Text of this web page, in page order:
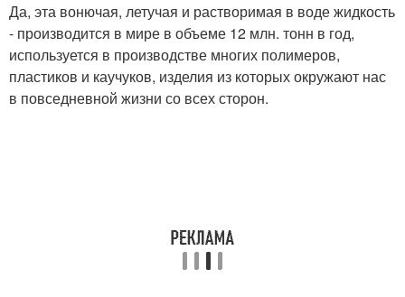
Да, эта вонючая, летучая и растворимая в воде жидкость
- производится в мире в объеме 12 млн. тонн в год,
используется в производстве многих полимеров,
пластиков и каучуков, изделия из которых окружают нас
в повседневной жизни со всех сторон.